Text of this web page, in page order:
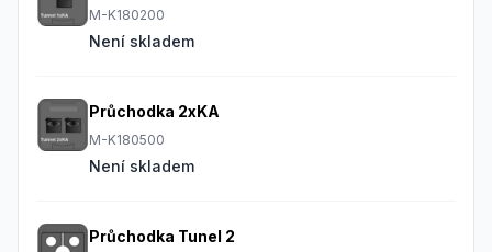
M-K180200
Není skladem
Průchodka 2xKA
M-K180500
Není skladem
Průchodka Tunel 2